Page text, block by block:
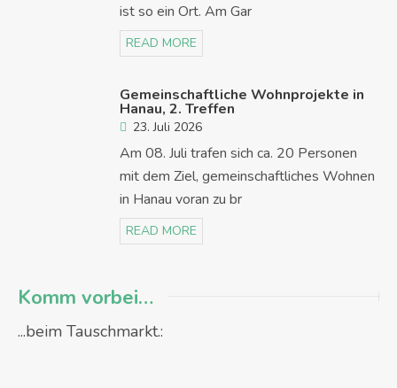
ist so ein Ort. Am Gar
READ MORE
Gemeinschaftliche Wohnprojekte in
Hanau, 2. Treffen
23. Juli 2026
Am 08. Juli trafen sich ca. 20 Personen
mit dem Ziel, gemeinschaftliches Wohnen
in Hanau voran zu br
READ MORE
Komm vorbei…
...beim Tauschmarkt.: